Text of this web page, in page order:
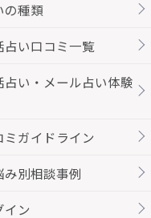
の種類
占い口コミ一覧
占い・メール占い体験
ミガイドライン
み別相談事例
イン